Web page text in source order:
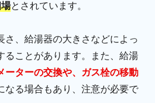
とされています。
さ、給湯器の大きさなどによっ
ることがあります。また、給湯
ーターの交換や、ガス栓の移動
なる場合もあり、注意が必要で